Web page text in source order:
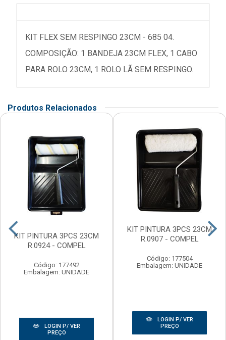
KIT FLEX SEM RESPINGO 23CM - 685 04.
COMPOSIÇÃO: 1 BANDEJA 23CM FLEX, 1 CABO
PARA ROLO 23CM, 1 ROLO LÃ SEM RESPINGO.
Produtos Relacionados
KIT PINTURA 3PCS 23CM
R.0924 - COMPEL
Código: 177492
Embalagem: UNIDADE
LOGIN P/ VER
PREÇO
KIT PINTURA 3PCS 23CM
R.0907 - COMPEL
Código: 177504
Embalagem: UNIDADE
LOGIN P/ VER
PREÇO